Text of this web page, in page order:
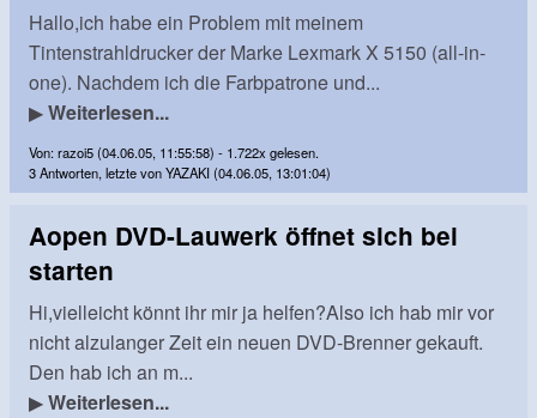
Hallo,ich habe ein Problem mit meinem
Tintenstrahldrucker der Marke Lexmark X 5150 (all-in-
one). Nachdem ich die Farbpatrone und...
▶Weiterlesen...
Von: razoi5 (04.06.05, 11:55:58) - 1.722x gelesen.
3 Antworten, letzte von YAZAKI (04.06.05, 13:01:04)
Aopen DVD-Lauwerk öffnet sich bei
starten
Hi,vielleicht könnt ihr mir ja helfen?Also ich hab mir vor
nicht alzulanger Zeit ein neuen DVD-Brenner gekauft.
Den hab ich an m...
▶Weiterlesen...